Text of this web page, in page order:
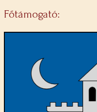
Főtámogató: